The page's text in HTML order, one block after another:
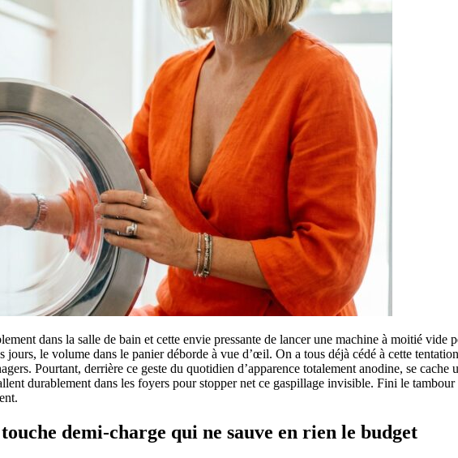
dans la salle de bain et cette envie pressante de lancer une machine à moitié vide
jours, le volume dans le panier déborde à vue d’œil. On a tous déjà cédé à cette
Pourtant, derrière ce geste du quotidien d’apparence totalement anodine, se
durablement dans les foyers pour stopper net ce gaspillage invisible. Fini le
demi-charge qui ne sauve en rien le budget